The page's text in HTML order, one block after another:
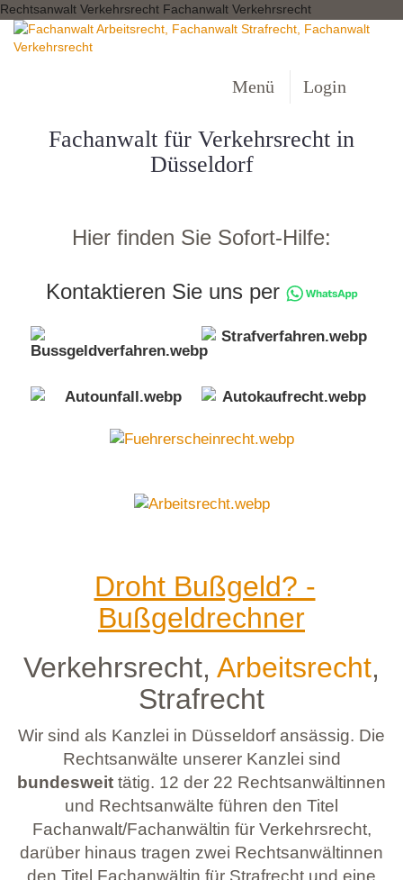
Rechtsanwalt Verkehrsrecht Fachanwalt Verkehrsrecht
Menü Login
Fachanwalt für Verkehrsrecht in
Düsseldorf
Hier finden Sie Sofort-Hilfe:
Kontaktieren Sie uns per
Droht Bußgeld? -
Bußgeldrechner
Verkehrsrecht, Arbeitsrecht,
Strafrecht
Wir sind als Kanzlei in Düsseldorf ansässig. Die
Rechtsanwälte unserer Kanzlei sind
bundesweit tätig. 12 der 22 Rechtsanwältinnen
und Rechtsanwälte führen den Titel
Fachanwalt/Fachanwältin für Verkehrsrecht,
darüber hinaus tragen zwei Rechtsanwältinnen
den Titel Fachanwältin für Strafrecht und eine